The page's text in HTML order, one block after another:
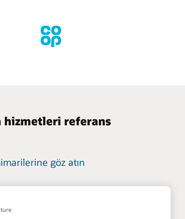
hizmetleri referans
göz atın